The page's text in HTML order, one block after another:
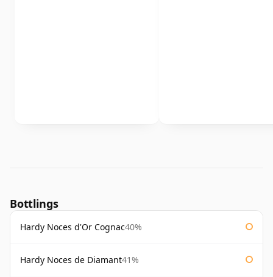
Bottlings
Hardy Noces d'Or Cognac40%
Hardy Noces de Diamant41%